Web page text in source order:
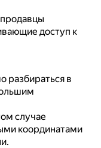
доступ к
разбираться в
случае
координатами